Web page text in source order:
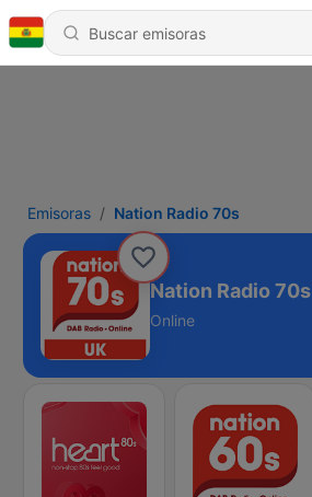
Emisoras Nation Radio 70s
Nation Radio 70s
Online